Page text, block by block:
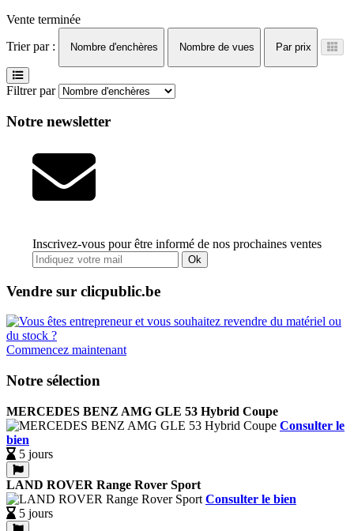
Vente terminée
Trier par :
Nombre d'enchères Nombre de vues Par prix
Filtrer par
Notre newsletter
Inscrivez-vous pour être informé de nos prochaines ventes
Ok
Vendre sur clicpublic.be
Commencez maintenant
Notre sélection
MERCEDES BENZ AMG GLE 53 Hybrid Coupe
Consulter le
bien
5 jours
LAND ROVER Range Rover Sport
Consulter le bien
5 jours